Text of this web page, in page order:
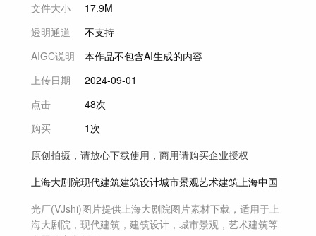
文件大小
17.9M
透明通道
不支持
AIGC说明
本作品不包含AI生成的内容
上传日期
2024-09-01
点击
48次
购买
1次
原创拍摄，请放心下载使用，商用请购买企业授权
上海大剧院现代建筑建筑设计城市景观艺术建筑 上海中国
光厂(VJshi)图片提供 上海大剧院图片素材下载，适用于 上
海大剧院，现代建筑，建筑设计，城市景观，艺术建筑等